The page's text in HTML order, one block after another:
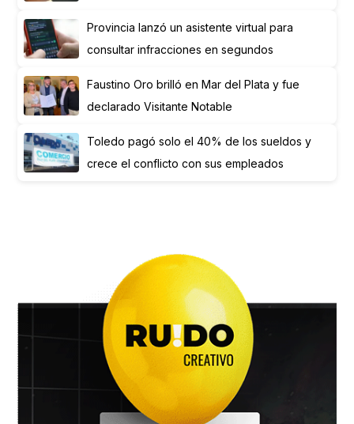
Provincia lanzó un asistente virtual para
consultar infracciones en segundos
Faustino Oro brilló en Mar del Plata y fue
declarado Visitante Notable
Toledo pagó solo el 40% de los sueldos y
crece el conflicto con sus empleados